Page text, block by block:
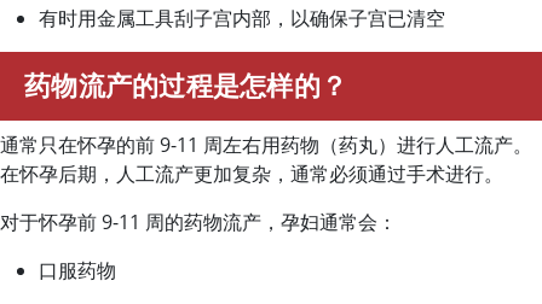
有时用金属工具刮子宫内部，以确保子宫已清空
药物流产的过程是怎样的？
通常只在怀孕的前 9-11 周左右用药物（药丸）进行人工流产。
在怀孕后期，人工流产更加复杂，通常必须通过手术进行。
对于怀孕前 9-11 周的药物流产，孕妇通常会：
口服药物